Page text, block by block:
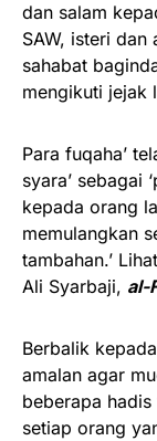
dan salam
SAW, isteri dan
sahabat
mengikuti jejak
Para fuqaha’
syara’ sebagai
kepada orang
memulangkan
tambahan.’
Ali Syarbaji, al-
Berbalik
amalan agar
beberapa
setiap orang